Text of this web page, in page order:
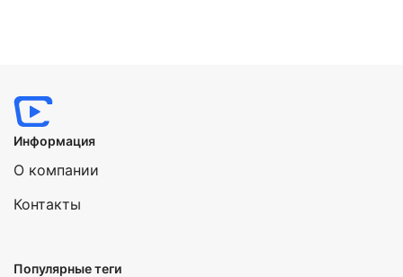
Информация
О компании
Контакты
Популярные теги